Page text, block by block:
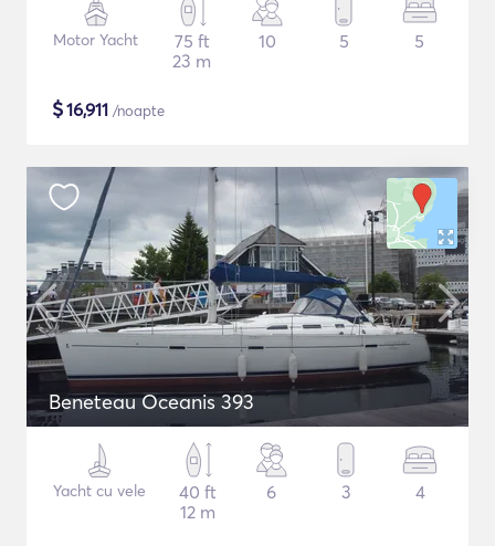
Motor Yacht
75 ft
23 m
10 5 5
$16,911 /noapte
Beneteau Oceanis 393
Yacht cu vele
40 ft
12 m
6 3 4